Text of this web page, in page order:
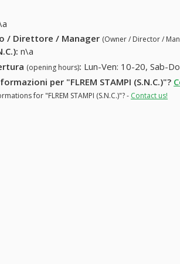
/ Direttore / Manager (Owner / Director /
: n\a
(opening hours): Lun-Ven: 10-20, Sab-
per "FLREM STAMPI (S.N.C.)"?
for "FLREM STAMPI (S.N.C.)"? - Contact us!